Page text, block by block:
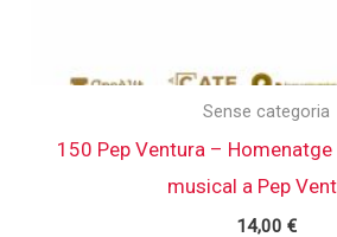
Sense categoria
150 Pep Ventura –
musical a Pep
14,00 €